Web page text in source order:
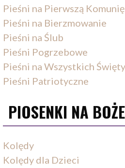
Pieśni na Pierwszą Komunię
Pieśni na Bierzmowanie
Pieśni na Ślub
Pieśni Pogrzebowe
Pieśni na Wszystkich
Pieśni Patriotyczne
PIOSENKI NA
Kolędy
Kolędy dla Dzieci